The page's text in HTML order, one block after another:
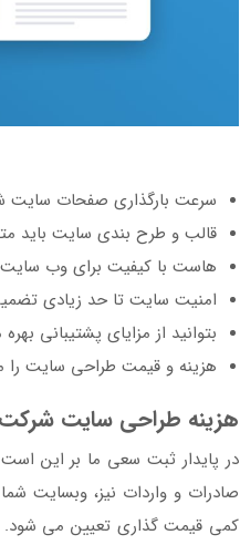
سرعت بارگذاری صفحات سایت
قالب و طرح بندی سایت باید
هاست با کیفیت برای وب سایت
امنیت سایت تا حد زیادی
بتوانید از مزایای پشتیبانی
هزینه و قیمت طراحی سایت را
هزینه طراحی سایت
در پایدار ثبت سعی ما بر این
صادرات و واردات نیز، وبسایت
کمی قیمت گذاری تعیین می شود.